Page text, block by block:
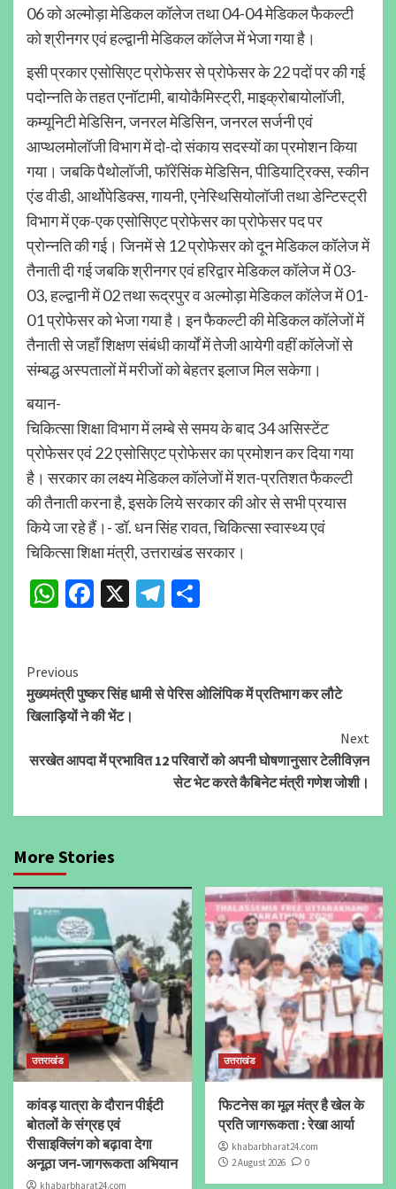
06 को अल्मोड़ा मेडिकल कॉलेज तथा 04-04 मेडिकल फैकल्टी
को श्रीनगर एवं हल्द्वानी मेडिकल कॉलेज में भेजा गया है।
इसी प्रकार एसोसिएट प्रोफेसर से प्रोफेसर के 22 पदों पर की गई
पदोन्नति के तहत एनॉटामी, बायोकैमिस्ट्री, माइक्रोबायोलॉजी,
कम्यूनिटी मेडिसिन, जनरल मेडिसिन, जनरल सर्जनी एवं
आप्थलमोलॉजी विभाग में दो-दो संकाय सदस्यों का प्रमोशन किया
गया। जबकि पैथोलॉजी, फॉरेंसिंक मेडिसिन, पीडियाट्रिक्स, स्कीन
एंड वीडी, आर्थोपेडिक्स, गायनी, एनेस्थिसियोलॉजी तथा डेन्टिस्ट्री
विभाग में एक-एक एसोसिएट प्रोफेसर का प्रोफेसर पद पर
प्रोन्नति की गई। जिनमें से 12 प्रोफेसर को दून मेडिकल कॉलेज में
तैनाती दी गई जबकि श्रीनगर एवं हरिद्वार मेडिकल कॉलेज में 03-
03, हल्द्वानी में 02 तथा रूद्रपुर व अल्मोड़ा मेडिकल कॉलेज में 01-
01 प्रोफेसर को भेजा गया है। इन फैकल्टी की मेडिकल कॉलेजों में
तैनाती से जहाँ शिक्षण संबंधी कार्यों में तेजी आयेगी वहीं कॉलेजों से
संम्बद्ध अस्पतालों में मरीजों को बेहतर इलाज मिल सकेगा।
बयान-
चिकित्सा शिक्षा विभाग में लम्बे से समय के बाद 34 असिस्टेंट
प्रोफेसर एवं 22 एसोसिएट प्रोफेसर का प्रमोशन कर दिया गया
है। सरकार का लक्ष्य मेडिकल कॉलेजों में शत-प्रतिशत फैकल्टी
की तैनाती करना है, इसके लिये सरकार की ओर से सभी प्रयास
किये जा रहे हैं।- डॉ. धन सिंह रावत, चिकित्सा स्वास्थ्य एवं
चिकित्सा शिक्षा मंत्री, उत्तराखंड सरकार।
WhatsApp
Facebook
X Telegram
Continue
Reading
Previous
मुख्यमंत्री पुष्कर सिंह धामी से पेरिस ओलिंपिक में प्रतिभाग कर लौटे
खिलाड़ियों ने की भेंट।
Next
सरखेत आपदा में प्रभावित 12 परिवारों को अपनी घोषणानुसार टेलीविज़न
सेट भेट करते कैबिनेट मंत्री गणेश जोशी।
More Stories
उत्तराखंड
कांवड़ यात्रा के दौरान पीईटी
बोतलों के संग्रह एवं
रीसाइक्लिंग को बढ़ावा देगा
अनूठा जन-जागरूकता अभियान
khabarbharat24.com
उत्तराखंड
फिटनेस का मूल मंत्र है खेल के
प्रति जागरूकता : रेखा आर्या
khabarbharat24.com
2 August 2026
0